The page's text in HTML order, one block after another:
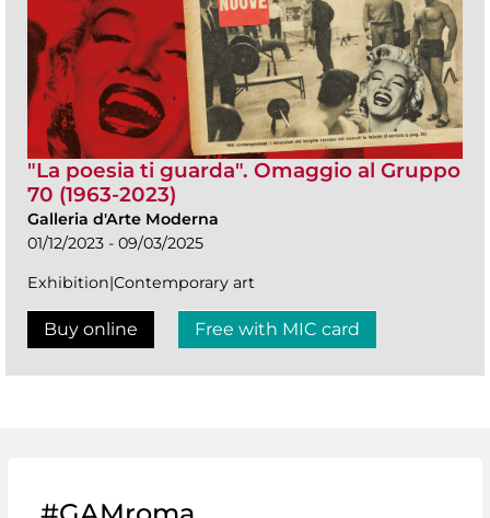
"La poesia ti guarda". Omaggio al Gruppo
70 (1963-2023)
Galleria d'Arte Moderna
01/12/2023 - 09/03/2025
Exhibition|Contemporary art
Buy online Free with MIC card